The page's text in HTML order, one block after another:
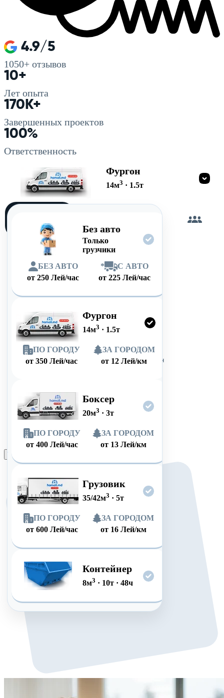
4.9/5
1050+ отзывов
10+
Лет опыта
170K+
Завершенных проектов
100%
Ответственность
Фургон
14м3 · 1.5т
Без авто
Только
грузчики
БЕЗ АВТО
от250 Лей/час
*
С АВТО
от 225 Лей/час
Фургон
14м3 · 1.5т
ПО ГОРОДУ
от 350 Лей/час
ЗА ГОРОДОМ
от 12 Лей/км
Боксер
20м3 · 3т
ПО ГОРОДУ
от 400 Лей/час
ЗА ГОРОДОМ
от 13 Лей/км
Грузовик
35/42м3 · 5т
ПО ГОРОДУ
от 600 Лей/час
ЗА ГОРОДОМ
от 16 Лей/км
Контейнер
8м3 · 10т· 48ч
Оформить заказ